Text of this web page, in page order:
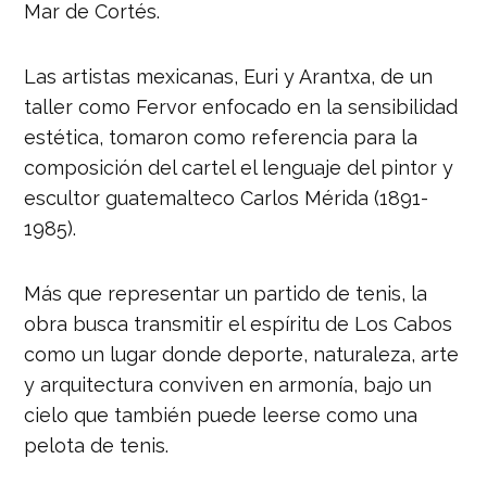
Mar de Cortés.
Las artistas mexicanas, Euri y Arantxa, de un
taller como Fervor enfocado en la sensibilidad
estética, tomaron como referencia para la
composición del cartel el lenguaje del pintor y
escultor guatemalteco Carlos Mérida (1891-
1985).
Más que representar un partido de tenis, la
obra busca transmitir el espíritu de Los Cabos
como un lugar donde deporte, naturaleza, arte
y arquitectura conviven en armonía, bajo un
cielo que también puede leerse como una
pelota de tenis.